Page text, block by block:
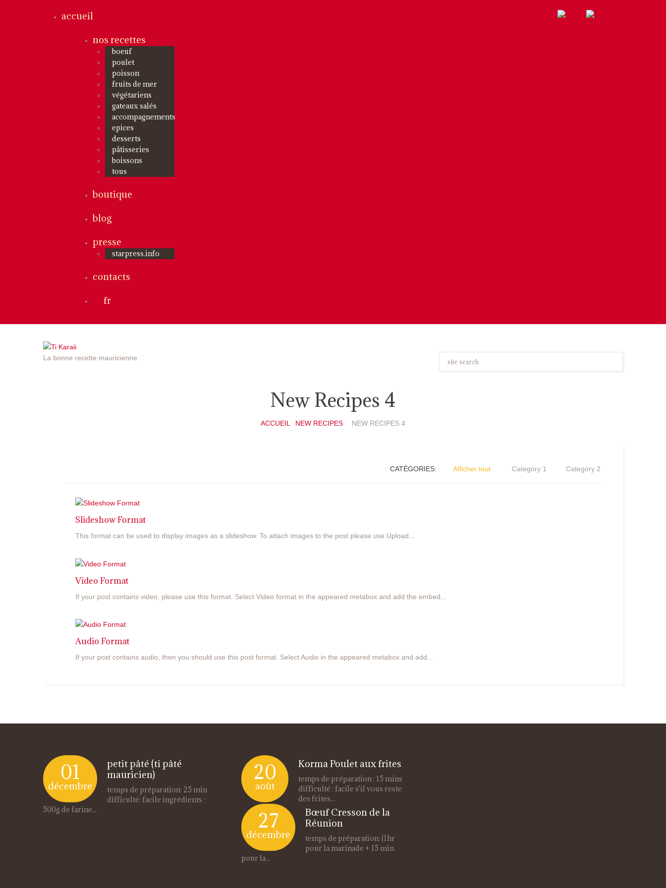
accueil
nos recettes
boeuf
poulet
poisson
fruits de mer
végétariens
gateaux salés
accompagnements
epices
desserts
pâtisseries
boissons
tous
boutique
blog
presse
starpress.info
contacts
fr
La bonne recette mauricienne
New Recipes 4
ACCUEIL NEW RECIPES NEW RECIPES 4
CATÉGORIES: Afficher tout Category 1 Category 2
Slideshow Format
This format can be used to display images as a slideshow. To attach images to the post please use Upload...
Video Format
If your post contains video, please use this format. Select Video format in the appeared metabox and add the embed...
Audio Format
If your post contains audio, then you should use this post format. Select Audio in the appeared metabox and add...
01
décembre
petit pâté (ti pâté
mauricien)
temps de préparation: 25 min
difficulté: facile ingrédients :
500g de farine...
20
août
Korma Poulet aux frites
temps de préparation : 15 mins
difficulté : facile s'il vous reste
des frites...
27
décembre
Bœuf Cresson de la
Réunion
temps de préparation: (1hr
pour la marinade + 15 min
pour la...